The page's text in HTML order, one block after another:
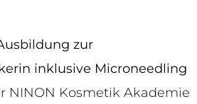
zur
inklusive Microneedling
NINON Kosmetik Akademie